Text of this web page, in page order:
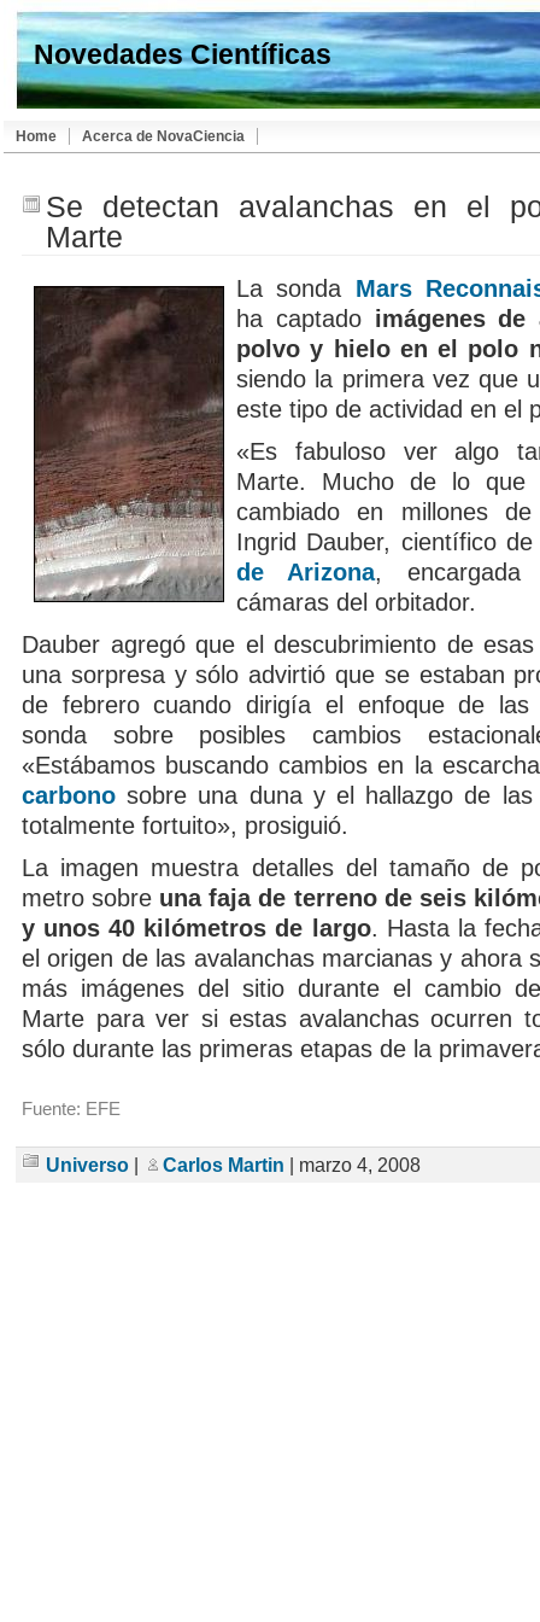
Novedades Científicas
Home Acerca de NovaCiencia
Se detectan avalanchas en el
Marte
La sonda Mars
ha captado imágenes de
polvo y hielo en el polo
siendo la primera vez que
este tipo de actividad en el
«Es fabuloso ver algo
Marte. Mucho de lo
cambiado en millones
Ingrid Dauber, científico
de Arizona,
cámaras del orbitador.
Dauber agregó que el descubrimiento de
una sorpresa y sólo advirtió que se estaban
de febrero cuando dirigía el enfoque de
sonda sobre posibles cambios
«Estábamos buscando cambios en la
carbono sobre una duna y el hallazgo de las
totalmente fortuito», prosiguió.
La imagen muestra detalles del tamaño de
metro sobre una faja de terreno de seis
y unos 40 kilómetros de largo. Hasta la
el origen de las avalanchas marcianas y ahora
más imágenes del sitio durante el cambio
Marte para ver si estas avalanchas ocurren
sólo durante las primeras etapas de la
Fuente: EFE
Universo Carlos Martin | marzo 4, 2008